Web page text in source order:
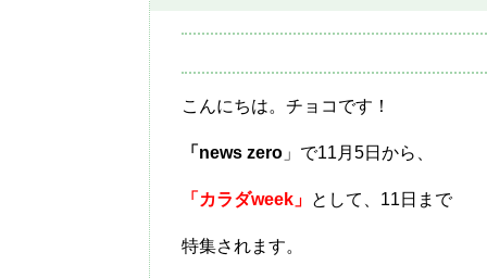
こんにちは。チョコです！
「news zero 」で11月5日から、
「カラダweek」 として、11日まで
特集されます。